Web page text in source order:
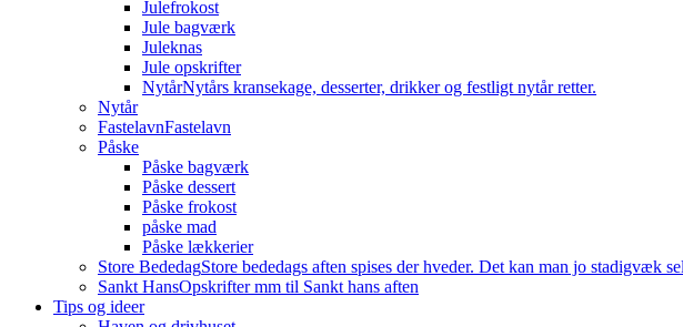
Julefrokost
Jule bagværk
Juleknas
Jule opskrifter
NytårNytårs kransekage, desserter, drikker og festligt nytår retter.
Nytår
FastelavnFastelavn
Påske
Påske bagværk
Påske dessert
Påske frokost
påske mad
Påske lækkerier
Store BededagStore bededags aften spises der hveder. Det kan man jo stadigvæk
Sankt HansOpskrifter mm til Sankt hans aften
Tips og ideer